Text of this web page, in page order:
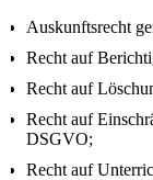
Auskunftsrecht
Recht auf
Recht auf
Recht auf
DSGVO;
Recht auf